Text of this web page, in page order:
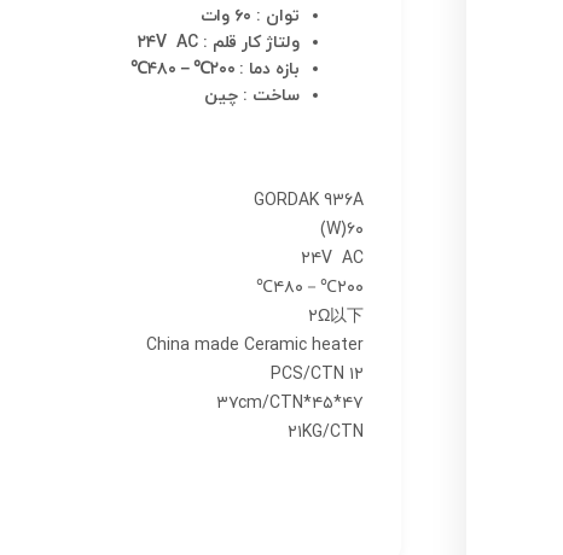
توان : ۶۰ وات
ولتاژ کار قلم : ۲۴V AC
بازه دما : ۲۰۰℃－۴۸۰℃
ساخت : چین
GORDAK 936A
۶۰(W)
۲۴V AC
۲۰۰℃－۴۸۰℃
۲Ω以下
China made Ceramic heater
۱۲ PCS/CTN
۴۷*۴۵*۳۷cm/CTN
۲۱KG/CTN